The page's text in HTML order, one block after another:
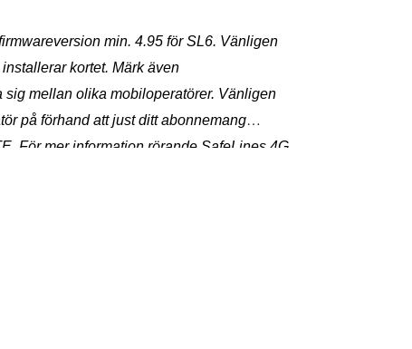
min. 4.95 för SL6. Vänligen
kortet. Märk även
sig mellan olika mobiloperatörer. Vänligen
på förhand att just ditt abonnemang
För mer information rörande SafeLines 4G